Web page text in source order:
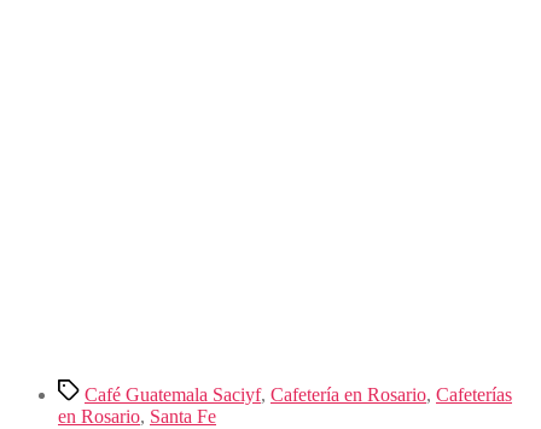
Etiquetas
Café Guatemala Saciyf, Cafetería en Rosario, Cafeterías
en Rosario, Santa Fe